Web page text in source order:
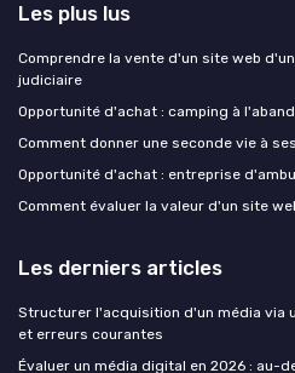
Les plus lus
Comprendre la vente d'un site web
judiciaire
Opportunité d'achat : camping à
Comment donner une seconde vie à
Opportunité d'achat : entreprise
Comment évaluer la valeur d'un site
Les derniers articles
Structurer l'acquisition d'un média via
et erreurs courantes
Évaluer un média digital en 2026 : au-